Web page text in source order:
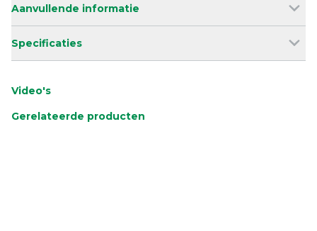
Aanvullende informatie
Specificaties
Video's
Gerelateerde producten